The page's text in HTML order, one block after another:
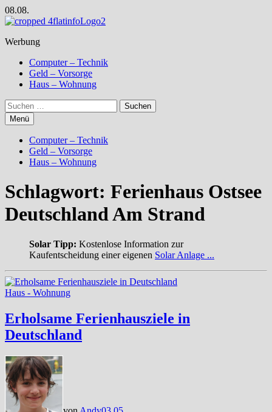
Zum
Inhalt
08.08.
Werbung
Computer – Technik
Geld – Vorsorge
Haus – Wohnung
Suchen
nach:
Menü
Computer – Technik
Geld – Vorsorge
Haus – Wohnung
Schlagwort: Ferienhaus Ostsee
Deutschland Am Strand
Solar Tipp: Kostenlose Information zur
Kaufentscheidung einer eigenen Solar Anlage ...
Haus - Wohnung
Erholsame Ferienhausziele in
Deutschland